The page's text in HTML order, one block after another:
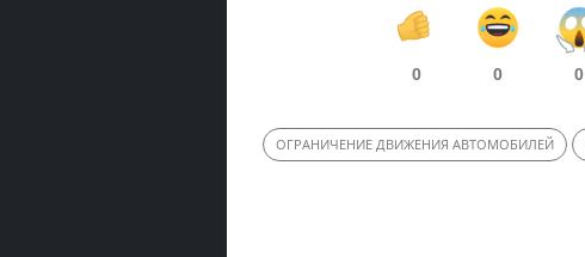
0 0 0
ОГРАНИЧЕНИЕ ДВИЖЕНИЯ АВТОМОБИЛЕЙ